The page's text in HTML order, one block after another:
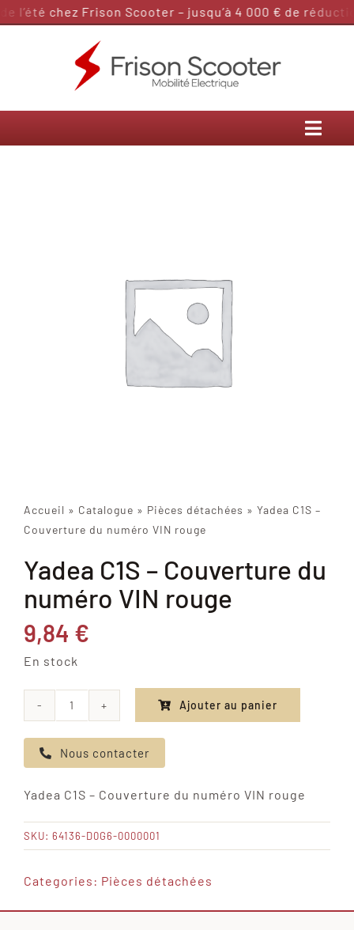
Passer
l’été chez Frison Scooter – jusqu’à 4 000 € de
Accueil » Catalogue » Pièces détachées » Yadea C1S –
Couverture du numéro VIN rouge
Yadea C1S – Couverture du
numéro VIN rouge
9,84 €
En stock
de
Yadea
-
Couverture
du
rouge
Ajouter au panier
Nous contacter
Yadea C1S – Couverture du numéro VIN rouge
SKU: 64136-D0G6-0000001
Categories: Pièces détachées